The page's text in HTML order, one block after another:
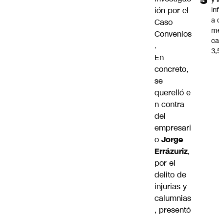
ión por el
Caso
Convenios
.
En
concreto,
se
querelló e
n contra
del
empresari
o Jorge
Errázuriz,
por el
delito de
injurias y
calumnias
, presentó
a